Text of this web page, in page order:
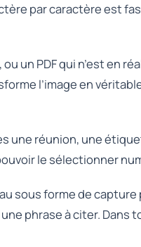
par caractère est
un PDF qui n’est en
l’image en
une réunion, une
le sélectionner
sous forme de
phrase à citer. Dans